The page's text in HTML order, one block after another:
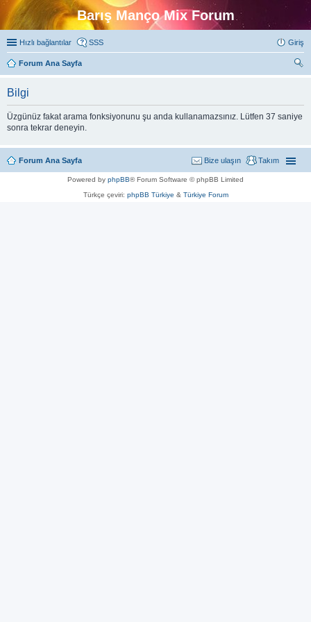
Barış Manço Mix Forum
Hızlı bağlantılar SSS Giriş
Forum Ana Sayfa
Bilgi
Üzgünüz fakat arama fonksiyonunu şu anda kullanamazsınız. Lütfen 37 saniye
sonra tekrar deneyin.
Forum Ana Sayfa Takım
Bize ulaşın
Powered by phpBB® Forum Software © phpBB Limited
Türkçe çeviri: phpBB Türkiye & Türkiye Forum